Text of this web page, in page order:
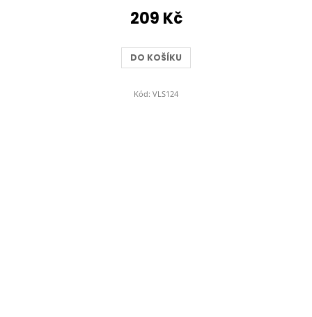
209 Kč
DO KOŠÍKU
Kód: VLS124